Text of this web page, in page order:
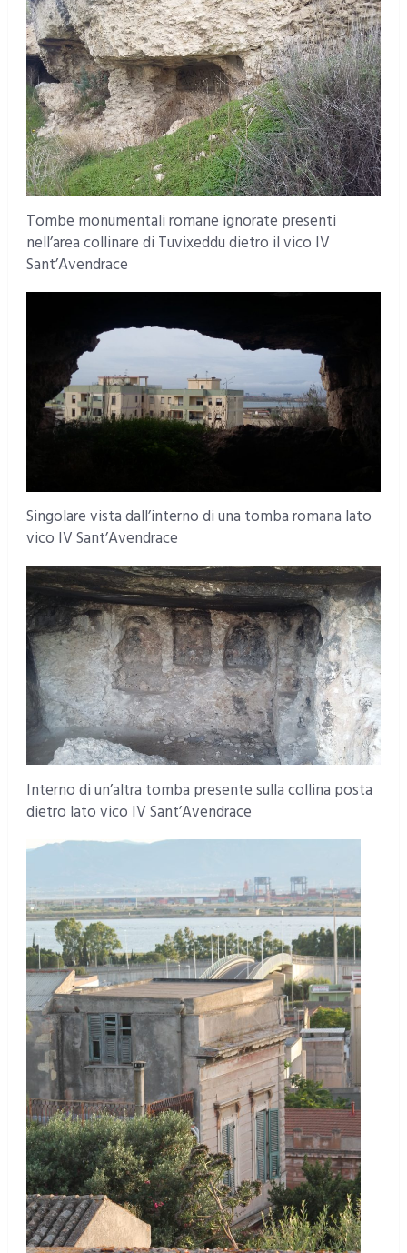
Tombe monumentali romane ignorate presenti
nell’area collinare di Tuvixeddu dietro il vico IV
Sant’Avendrace
Singolare vista dall’interno di una tomba romana lato
vico IV Sant’Avendrace
Interno di un’altra tomba presente sulla collina posta
dietro lato vico IV Sant’Avendrace